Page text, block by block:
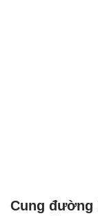
Cung đường